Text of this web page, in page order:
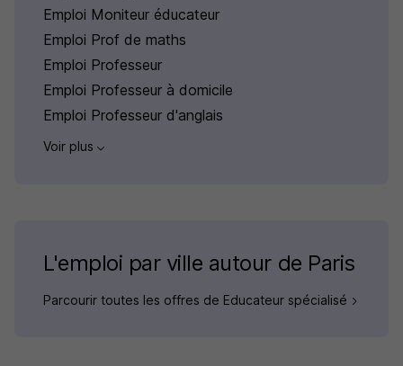
Emploi Moniteur éducateur
Emploi Prof de maths
Emploi Professeur
Emploi Professeur à domicile
Emploi Professeur d'anglais
Voir plus
L'emploi par ville autour de Paris
Parcourir toutes les offres de Educateur spécialisé